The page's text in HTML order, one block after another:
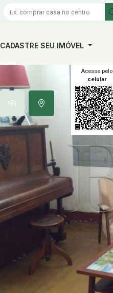
CADASTRE SEU IMÓVEL
Acesse pelo
celular